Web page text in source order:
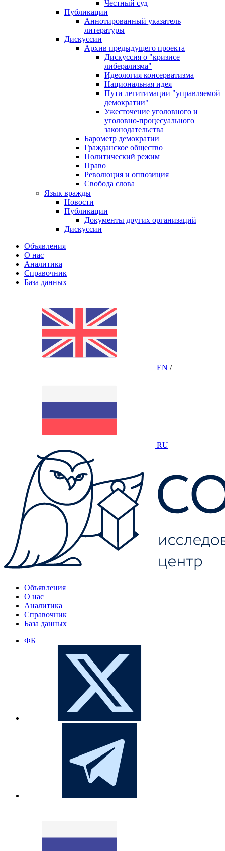
Честный суд
Публикации
Аннотированный указатель
литературы
Дискуссии
Архив предыдущего проекта
Дискуссия о "кризисе
либерализма"
Идеология консерватизма
Национальная идея
Пути легитимации "управляемой
демократии"
Ужесточение уголовного и
уголовно-процесуального
законодательства
Барометр демократии
Гражданское общество
Политический режим
Право
Революция и оппозиция
Свобода слова
Язык вражды
Новости
Публикации
Документы других организаций
Дискуссии
Объявления
О нас
Аналитика
Справочник
База данных
EN /
RU
Объявления
О нас
Аналитика
Справочник
База данных
ФБ